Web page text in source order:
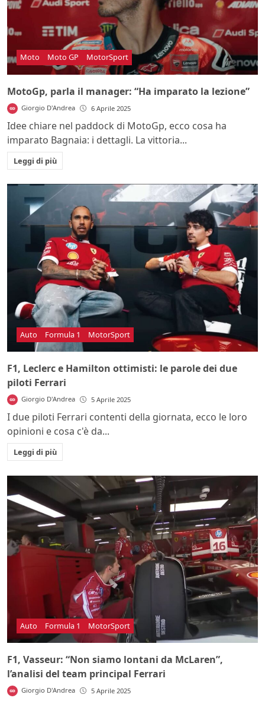
Moto Moto GP MotorSport
MotoGp, parla il manager: “Ha imparato la lezione”
Giorgio D'Andrea 6 Aprile 2025
Idee chiare nel paddock di MotoGp, ecco cosa ha
imparato Bagnaia: i dettagli. La vittoria...
Leggi di più
Auto Formula 1 MotorSport
F1, Leclerc e Hamilton ottimisti: le parole dei due
piloti Ferrari
Giorgio D'Andrea 5 Aprile 2025
I due piloti Ferrari contenti della giornata, ecco le loro
opinioni e cosa c'è da...
Leggi di più
Auto Formula 1 MotorSport
F1, Vasseur: “Non siamo lontani da McLaren”,
l’analisi del team principal Ferrari
Giorgio D'Andrea 5 Aprile 2025